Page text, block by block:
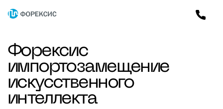
Форексис
импортозамещение
искусственного
интеллекта